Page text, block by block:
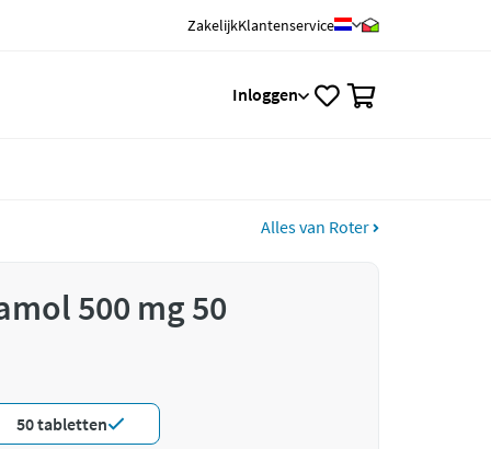
ZakelijkKlantenservice
Inloggen
Alles van Roter
500 mg 50
50 tabletten